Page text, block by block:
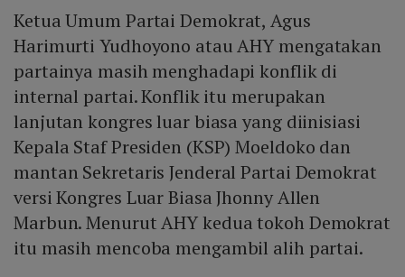
Ketua Umum Partai Demokrat, Agus
Harimurti Yudhoyono atau AHY mengatakan
partainya masih menghadapi konflik di
internal partai. Konflik itu merupakan
lanjutan kongres luar biasa yang diinisiasi
Kepala Staf Presiden (KSP) Moeldoko dan
mantan Sekretaris Jenderal Partai Demokrat
versi Kongres Luar Biasa Jhonny Allen
Marbun. Menurut AHY kedua tokoh Demokrat
itu masih mencoba mengambil alih partai.